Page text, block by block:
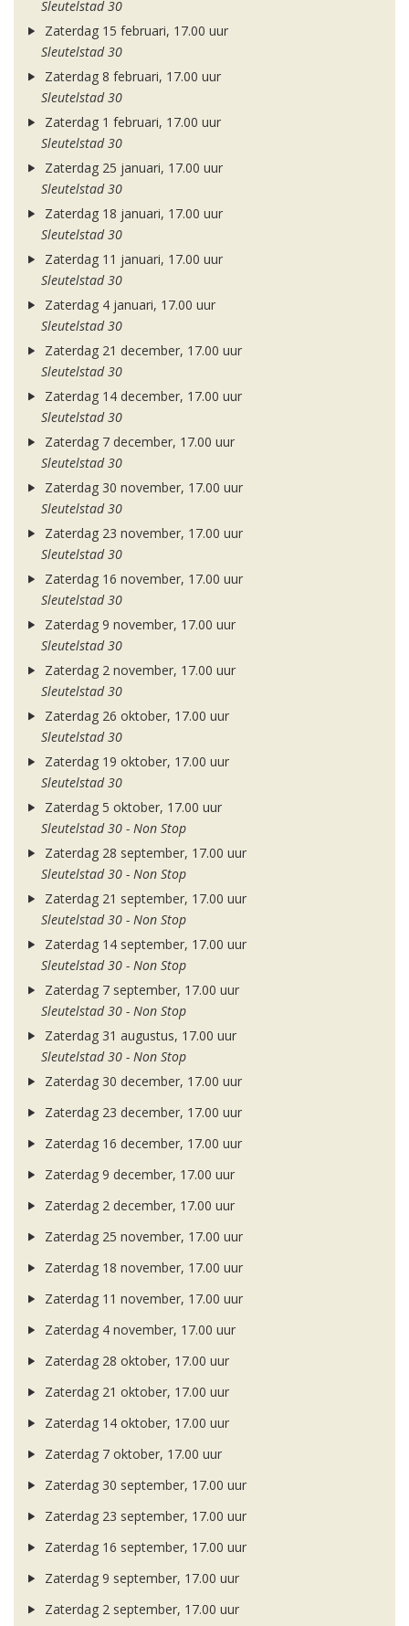
Sleutelstad 30
Zaterdag 15 februari, 17.00 uur
Sleutelstad 30
Zaterdag 8 februari, 17.00 uur
Sleutelstad 30
Zaterdag 1 februari, 17.00 uur
Sleutelstad 30
Zaterdag 25 januari, 17.00 uur
Sleutelstad 30
Zaterdag 18 januari, 17.00 uur
Sleutelstad 30
Zaterdag 11 januari, 17.00 uur
Sleutelstad 30
Zaterdag 4 januari, 17.00 uur
Sleutelstad 30
Zaterdag 21 december, 17.00 uur
Sleutelstad 30
Zaterdag 14 december, 17.00 uur
Sleutelstad 30
Zaterdag 7 december, 17.00 uur
Sleutelstad 30
Zaterdag 30 november, 17.00 uur
Sleutelstad 30
Zaterdag 23 november, 17.00 uur
Sleutelstad 30
Zaterdag 16 november, 17.00 uur
Sleutelstad 30
Zaterdag 9 november, 17.00 uur
Sleutelstad 30
Zaterdag 2 november, 17.00 uur
Sleutelstad 30
Zaterdag 26 oktober, 17.00 uur
Sleutelstad 30
Zaterdag 19 oktober, 17.00 uur
Sleutelstad 30
Zaterdag 5 oktober, 17.00 uur
Sleutelstad 30 - Non Stop
Zaterdag 28 september, 17.00 uur
Sleutelstad 30 - Non Stop
Zaterdag 21 september, 17.00 uur
Sleutelstad 30 - Non Stop
Zaterdag 14 september, 17.00 uur
Sleutelstad 30 - Non Stop
Zaterdag 7 september, 17.00 uur
Sleutelstad 30 - Non Stop
Zaterdag 31 augustus, 17.00 uur
Sleutelstad 30 - Non Stop
Zaterdag 30 december, 17.00 uur
Zaterdag 23 december, 17.00 uur
Zaterdag 16 december, 17.00 uur
Zaterdag 9 december, 17.00 uur
Zaterdag 2 december, 17.00 uur
Zaterdag 25 november, 17.00 uur
Zaterdag 18 november, 17.00 uur
Zaterdag 11 november, 17.00 uur
Zaterdag 4 november, 17.00 uur
Zaterdag 28 oktober, 17.00 uur
Zaterdag 21 oktober, 17.00 uur
Zaterdag 14 oktober, 17.00 uur
Zaterdag 7 oktober, 17.00 uur
Zaterdag 30 september, 17.00 uur
Zaterdag 23 september, 17.00 uur
Zaterdag 16 september, 17.00 uur
Zaterdag 9 september, 17.00 uur
Zaterdag 2 september, 17.00 uur